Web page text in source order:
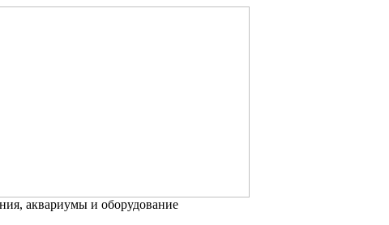
аквариумы и оборудование